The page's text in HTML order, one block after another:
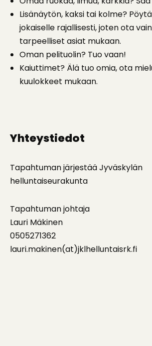
Lisänäytön, kaksi tai kolme?
jokaiselle rajallisesti, joten ota
tarpeelliset asiat mukaan.
Oman pelituolin? Tuo vaan!
Kaiuttimet? Älä tuo omia, ota
kuulokkeet mukaan.
Yhteystiedot
Tapahtuman järjestää Jyväskylän
helluntaiseurakunta
Tapahtuman johtaja
Lauri Mäkinen
0505271362
lauri.makinen(at)jklhelluntaisrk.fi